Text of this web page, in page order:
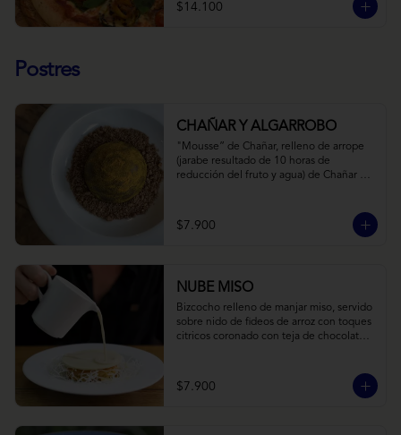
$14.100
Postres
CHAÑAR Y ALGARROBO
"Mousse” de Chañar, relleno de arrope
(jarabe resultado de 10 horas de
reducción del fruto y agua) de Chañar
amargo y cúrcuma, sobre una tierra de
harina de Algarrobo y nueces.
$7.900
NUBE MISO
Bizcocho relleno de manjar miso, servido
sobre nido de fideos de arroz con toques
citricos coronado con teja de chocolate
$7.900